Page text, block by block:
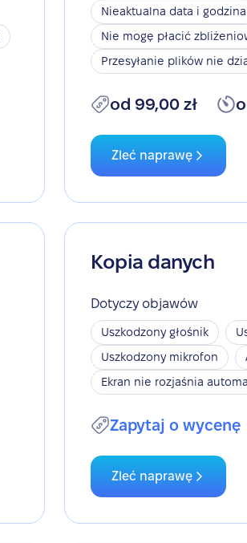
Nieaktualna data i godzina
Nie mogę płacić
Przesyłanie plików nie
od 99,00 zł
Zleć naprawę
Kopia danych
Dotyczy objawów
Uszkodzony głośnik
Uszkodzony mikrofon
Ekran nie rozjaśnia
Zapytaj o wycenę
Zleć naprawę